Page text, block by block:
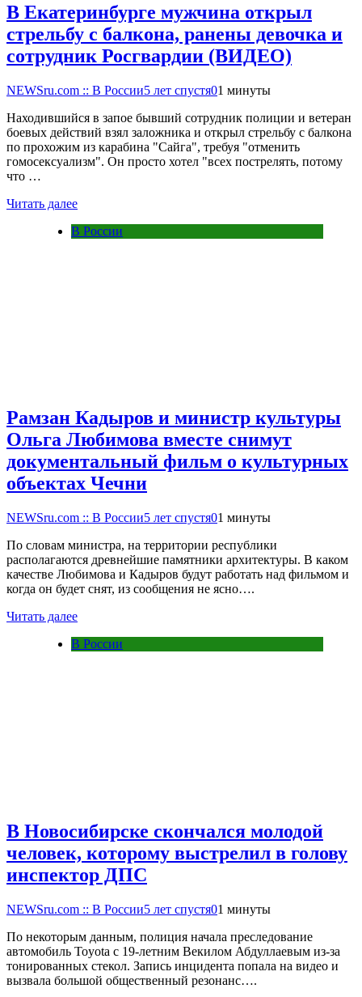
В Екатеринбурге мужчина открыл
стрельбу с балкона, ранены девочка и
сотрудник Росгвардии (ВИДЕО)
NEWSru.com :: В России5 лет спустя01 минуты
Находившийся в запое бывший сотрудник полиции и ветеран
боевых действий взял заложника и открыл стрельбу с балкона
по прохожим из карабина "Сайга", требуя "отменить
гомосексуализм". Он просто хотел "всех пострелять, потому
что …
Читать далее
В России
Рамзан Кадыров и министр культуры
Ольга Любимова вместе снимут
документальный фильм о культурных
объектах Чечни
NEWSru.com :: В России5 лет спустя01 минуты
По словам министра, на территории республики
располагаются древнейшие памятники архитектуры. В каком
качестве Любимова и Кадыров будут работать над фильмом и
когда он будет снят, из сообщения не ясно….
Читать далее
В России
В Новосибирске скончался молодой
человек, которому выстрелил в голову
инспектор ДПС
NEWSru.com :: В России5 лет спустя01 минуты
По некоторым данным, полиция начала преследование
автомобиль Toyota с 19-летним Векилом Абдуллаевым из-за
тонированных стекол. Запись инцидента попала на видео и
вызвала большой общественный резонанс….